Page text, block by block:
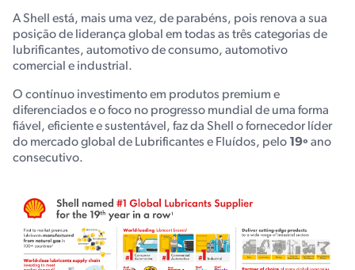
A Shell está, mais uma vez, de parabéns, pois renova a sua
posição de liderança global em todas as três categorias de
lubrificantes, automotivo de consumo, automotivo
comercial e industrial.
O contínuo investimento em produtos premium e
diferenciados e o foco no progresso mundial de uma forma
fiável, eficiente e sustentável, faz da Shell o fornecedor líder
do mercado global de Lubrificantes e Fluídos, pelo 19º ano
consecutivo.